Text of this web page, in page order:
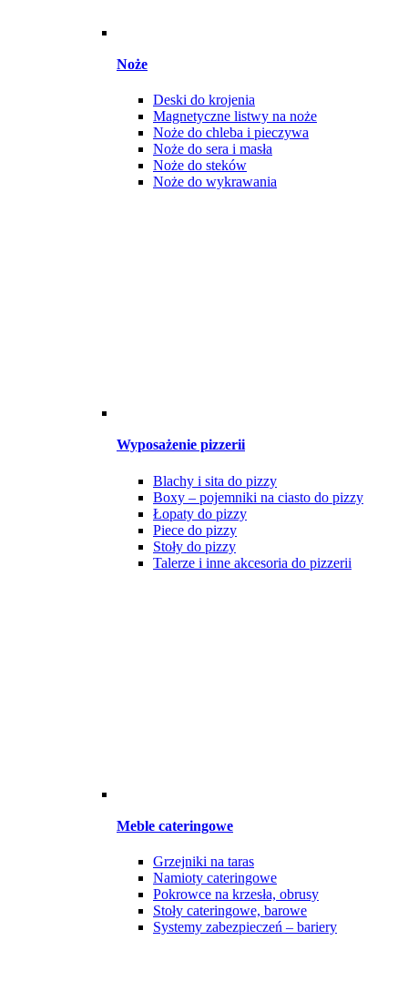
Noże
Deski do krojenia
Magnetyczne listwy na noże
Noże do chleba i pieczywa
Noże do sera i masła
Noże do steków
Noże do wykrawania
Wyposażenie pizzerii
Blachy i sita do pizzy
Boxy – pojemniki na ciasto do pizzy
Łopaty do pizzy
Piece do pizzy
Stoły do pizzy
Talerze i inne akcesoria do pizzerii
Meble cateringowe
Grzejniki na taras
Namioty cateringowe
Pokrowce na krzesła, obrusy
Stoły cateringowe, barowe
Systemy zabezpieczeń – bariery